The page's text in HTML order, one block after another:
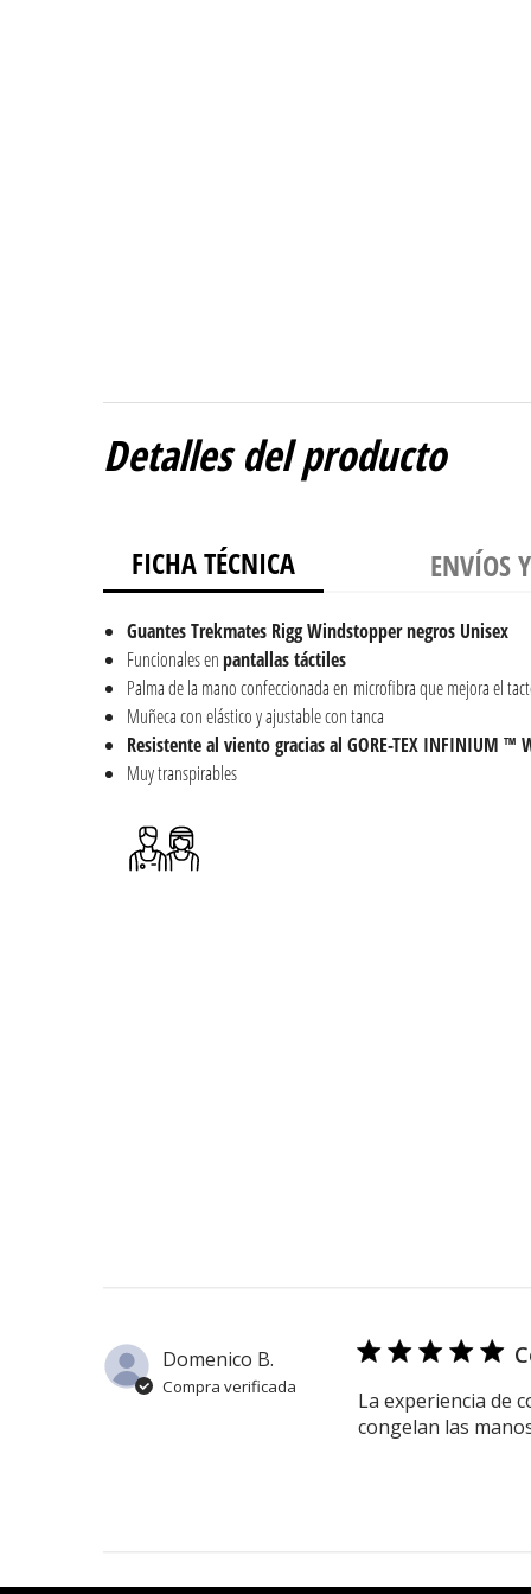
Detalles del producto
FICHA TÉCNICA ENVÍOS
Guantes Trekmates Rigg Windstopper negros Unisex
Funcionales enpantallas táctiles
Palma de la mano confeccionada en microfibra que mejora el
Muñeca con elástico y ajustable con tanca
Resistente al viento gracias al GORE-TEX INFINIUM ™
Muy transpirables
Domenico B.
Compra verificada
La experiencia de
congelan las